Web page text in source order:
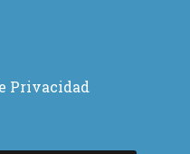
Privacidad